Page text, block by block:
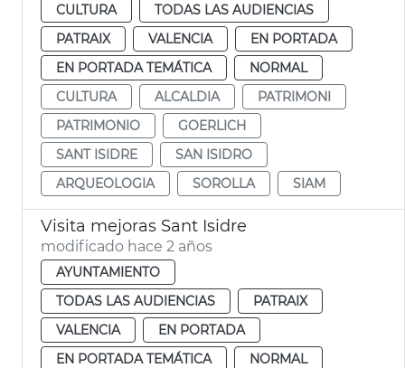
CULTURA
TODAS LAS AUDIENCIAS
PATRAIX
VALENCIA
EN PORTADA
EN PORTADA TEMÁTICA
NORMAL
CULTURA
ALCALDIA
PATRIMONI
PATRIMONIO
GOERLICH
SANT ISIDRE
SAN ISIDRO
ARQUEOLOGIA
SOROLLA SIAM
Visita mejoras Sant Isidre
modificado hace 2 años
AYUNTAMIENTO
TODAS LAS AUDIENCIAS
PATRAIX
VALENCIA
EN PORTADA
EN PORTADA TEMÁTICA
NORMAL